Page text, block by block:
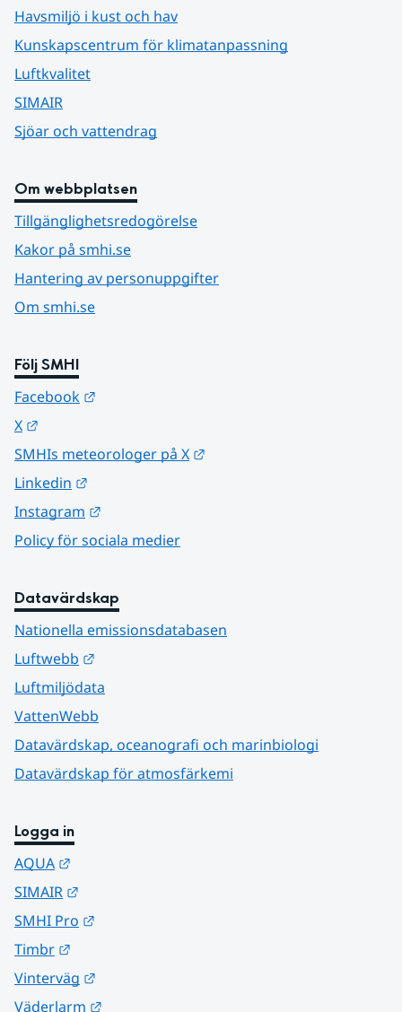
Havsmiljö i kust och hav
Kunskapscentrum för klimatanpassning
Luftkvalitet
SIMAIR
Sjöar och vattendrag
Om webbplatsen
Tillgänglighetsredogörelse
Kakor på smhi.se
Hantering av personuppgifter
Om smhi.se
Följ SMHI
Facebook
X
SMHIs meteorologer på X
Linkedin
Instagram
Policy för sociala medier
Datavärdskap
Nationella emissionsdatabasen
Luftwebb
Luftmiljödata
VattenWebb
Datavärdskap, oceanografi och marinbiologi
Datavärdskap för atmosfärkemi
Logga in
AQUA
SIMAIR
SMHI Pro
Timbr
Vinterväg
Väderlarm